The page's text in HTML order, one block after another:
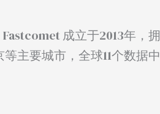
成立于2013年，拥
主要城市，全球11个数据中